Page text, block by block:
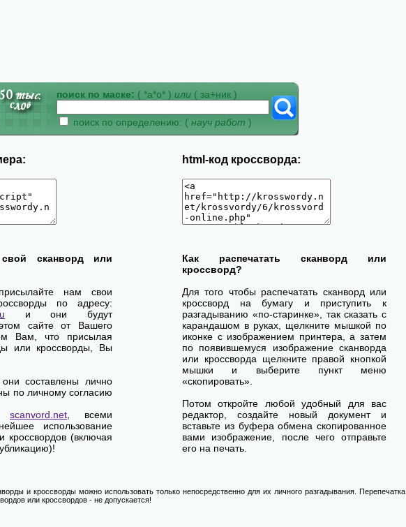
поиск по маске: ( *а*о* ) или ( за+ник )
поиск по определению: ( науч работ )
html-код кроссворда:
сканворд или
нам свои
по адресу:
и они будут
сайте от Вашего
Вам, что присылая
или кроссворды, Вы
они составлены лично
по личному согласию
scanvord.net , всеми
использование
кроссвордов (включая
Как распечатать сканворд или
кроссворд?
Для того чтобы распечатать сканворд или
кроссворд на бумагу и приступить к
разгадыванию «по-старинке», так сказать с
карандашом в руках, щелкните мышкой по
иконке с изображением принтера, а затем
по появившемуся изображение сканворда
или кроссворда щелкните правой кнопкой
мышки и выберите пункт меню
«скопировать».
Потом откройте любой удобный для вас
редактор, создайте новый документ и
вставьте из буфера обмена скопированное
вами изображение, после чего отправьте
его на печать.
и кроссворды можно использовать только непосредственно для их личного разгадывания. Перепечатка,
или кроссвордов - не допускается!